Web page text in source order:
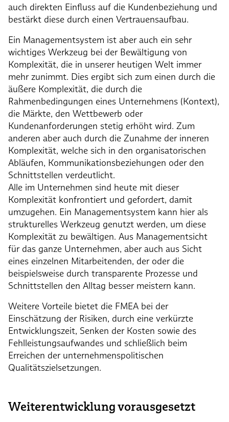
auch direkten Einfluss auf die Kundenbeziehung und
bestärkt diese durch einen Vertrauensaufbau.
Ein Managementsystem ist aber auch ein sehr
wichtiges Werkzeug bei der Bewältigung von
Komplexität, die in unserer heutigen Welt immer
mehr zunimmt. Dies ergibt sich zum einen durch die
äußere Komplexität, die durch die
Rahmenbedingungen eines Unternehmens (Kontext),
die Märkte, den Wettbewerb oder
Kundenanforderungen stetig erhöht wird. Zum
anderen aber auch durch die Zunahme der inneren
Komplexität, welche sich in den organisatorischen
Abläufen, Kommunikationsbeziehungen oder den
Schnittstellen verdeutlicht.
Alle im Unternehmen sind heute mit dieser
Komplexität konfrontiert und gefordert, damit
umzugehen. Ein Managementsystem kann hier als
strukturelles Werkzeug genutzt werden, um diese
Komplexität zu bewältigen. Aus Managementsicht
für das ganze Unternehmen, aber auch aus Sicht
eines einzelnen Mitarbeitenden, der oder die
beispielsweise durch transparente Prozesse und
Schnittstellen den Alltag besser meistern kann.
Weitere Vorteile bietet die FMEA bei der
Einschätzung der Risiken, durch eine verkürzte
Entwicklungszeit, Senken der Kosten sowie des
Fehlleistungsaufwandes und schließlich beim
Erreichen der unternehmenspolitischen
Qualitätszielsetzungen.
Weiterentwicklung vorausgesetzt